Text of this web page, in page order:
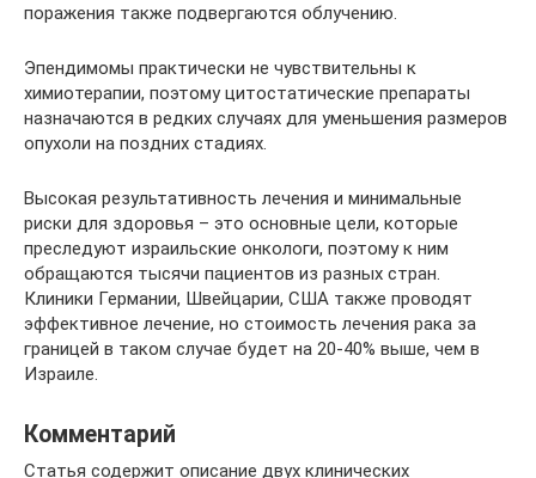
поражения также подвергаются облучению.
Эпендимомы практически не чувствительны к
химиотерапии, поэтому цитостатические препараты
назначаются в редких случаях для уменьшения размеров
опухоли на поздних стадиях.
Высокая результативность лечения и минимальные
риски для здоровья – это основные цели, которые
преследуют израильские онкологи, поэтому к ним
обращаются тысячи пациентов из разных стран.
Клиники Германии, Швейцарии, США также проводят
эффективное лечение, но стоимость лечения рака за
границей в таком случае будет на 20-40% выше, чем в
Израиле.
Комментарий
Статья содержит описание двух клинических